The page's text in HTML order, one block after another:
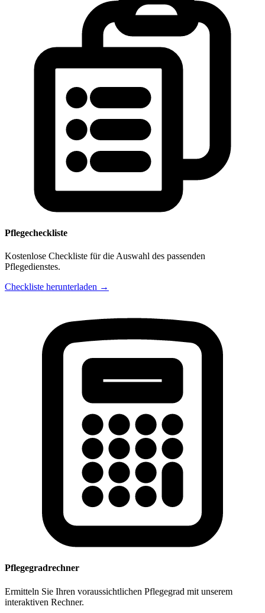
Pflegecheckliste
Kostenlose Checkliste für die Auswahl des passenden
Pflegedienstes.
Checkliste herunterladen →
Pflegegradrechner
Ermitteln Sie Ihren voraussichtlichen Pflegegrad mit unserem
interaktiven Rechner.